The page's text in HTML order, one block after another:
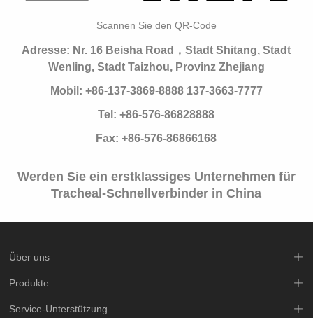
Scannen Sie den QR-Code
Adresse: Nr. 16 Beisha Road，Stadt Shitang, Stadt
Wenling, Stadt Taizhou, Provinz Zhejiang
Mobil: +86-137-3869-8888 137-3663-7777
Tel: +86-576-86828888
Fax: +86-576-86866168
Werden Sie ein erstklassiges Unternehmen für
Tracheal-Schnellverbinder in China
Über uns
Produkte
Service-Unterstützung